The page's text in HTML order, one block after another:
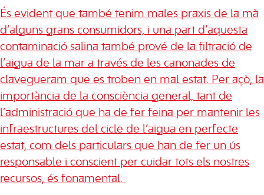
És evident que també tenim males praxis de la mà
d’alguns grans consumidors, i una part d’aquesta
contaminació salina també prové de la filtració de
l’aigua de la mar a través de les canonades de
clavegueram que es troben en mal estat. Per açò, la
importància de la consciència general, tant de
l’administració que ha de fer feina per mantenir les
infraestructures del cicle de l’aigua en perfecte
estat, com dels particulars que han de fer un ús
responsable i conscient per cuidar tots els nostres
recursos, és fonamental.